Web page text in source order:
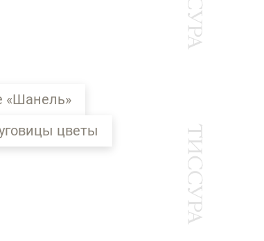
«Шанель»
цветы